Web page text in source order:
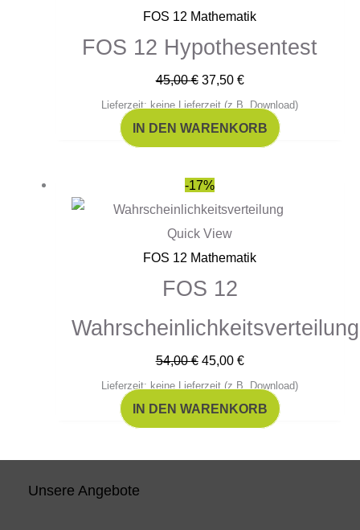
FOS 12 Mathematik
FOS 12 Hypothesentest
45,00€
45,00 €
37,50 €
37,50 €.
Lieferzeit: keine Lieferzeit (z.B. Download)
IN DEN WARENKORB
-17%
Quick View
FOS 12 Mathematik
FOS 12
Wahrscheinlichkeitsverteilung
54,00€
Ursprünglicher
Preis
war:
54,00 €
45,00 €
Preis
45,00 €.
Lieferzeit: keine Lieferzeit (z.B. Download)
IN DEN WARENKORB
Unsere Angebote